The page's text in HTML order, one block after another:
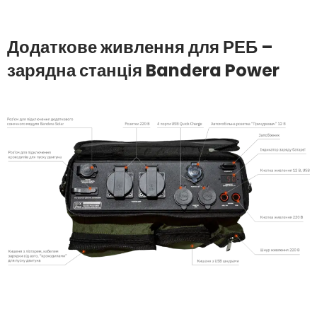
Додаткове живлення для РЕБ –
зарядна станція Bandera Power